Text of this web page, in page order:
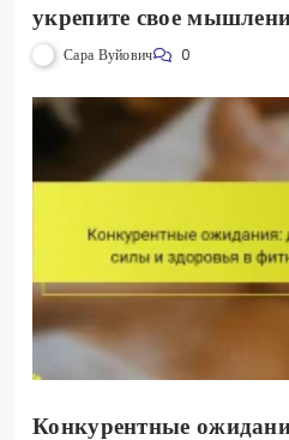
укрепите свое
здоровья и фитнеса
Сара Вуйович 0
Конкурентные